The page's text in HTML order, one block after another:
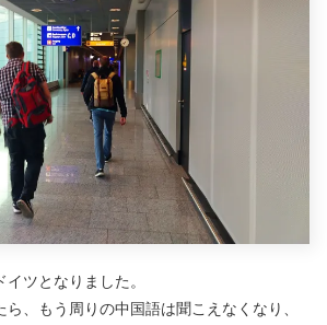
ツとなりました。
、もう周りの中国語は聞こえなくなり、